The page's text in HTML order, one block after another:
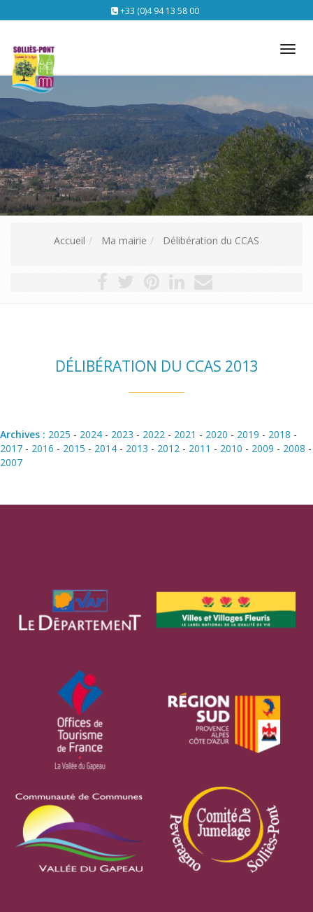
+33 (0)4 94 13 58 00
Accueil Ma mairie Délibération du CCAS
DÉLIBÉRATION DU CCAS 2013
Archives : 2025 - 2024 - 2023 - 2022 - 2021 - 2020 - 2019 - 2018 -
2017 - 2016 - 2015 - 2014 - 2013 - 2012 - 2011 - 2010 - 2009 - 2008 -
2007